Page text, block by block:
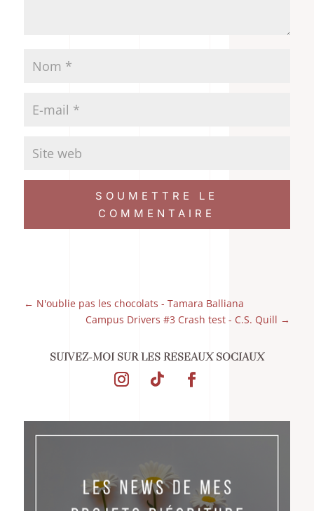
SOUMETTRE LE
COMMENTAIRE
← N'oublie pas les chocolats - Tamara Balliana
Campus Drivers #3 Crash test - C.S. Quill →
SUIVEZ-MOI SUR LES RÉSEAUX SOCIAUX